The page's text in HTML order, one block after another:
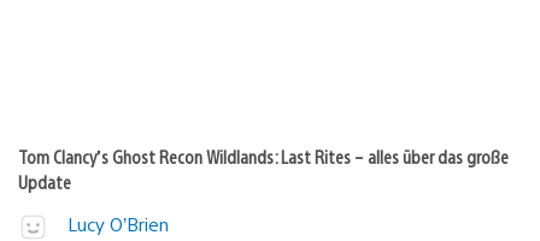
Tom Clancy’s Ghost Recon Wildlands: Last Rites – alles über das große
Update
Lucy O’Brien